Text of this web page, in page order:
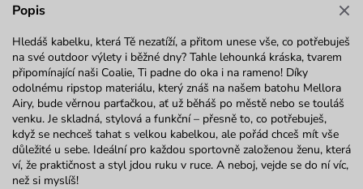
Popis
Hledáš kabelku, která Tě nezatíží, a přitom unese vše, co potřebuješ
na své outdoor výlety i běžné dny? Tahle lehounká kráska, tvarem
připomínající naši Coalie, Ti padne do oka i na rameno! Díky
odolnému ripstop materiálu, který znáš na našem batohu Mellora
Airy, bude věrnou parťačkou, ať už běháš po městě nebo se touláš
venku. Je skladná, stylová a funkční – přesně to, co potřebuješ,
když se nechceš tahat s velkou kabelkou, ale pořád chceš mít vše
důležité u sebe. Ideální pro každou sportovně založenou ženu, která
ví, že praktičnost a styl jdou ruku v ruce. A neboj, vejde se do ní víc,
než si myslíš!